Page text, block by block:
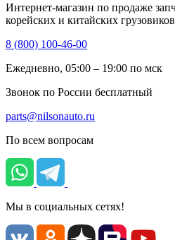
Интернет-магазин по продаже
корейских и китайских грузовиков
8 (800) 100-46-00
Ежедневно, 05:00 – 19:00 по мск
Звонок по России бесплатный
parts@nilsonauto.ru
По всем вопросам
Мы в социальных сетях!